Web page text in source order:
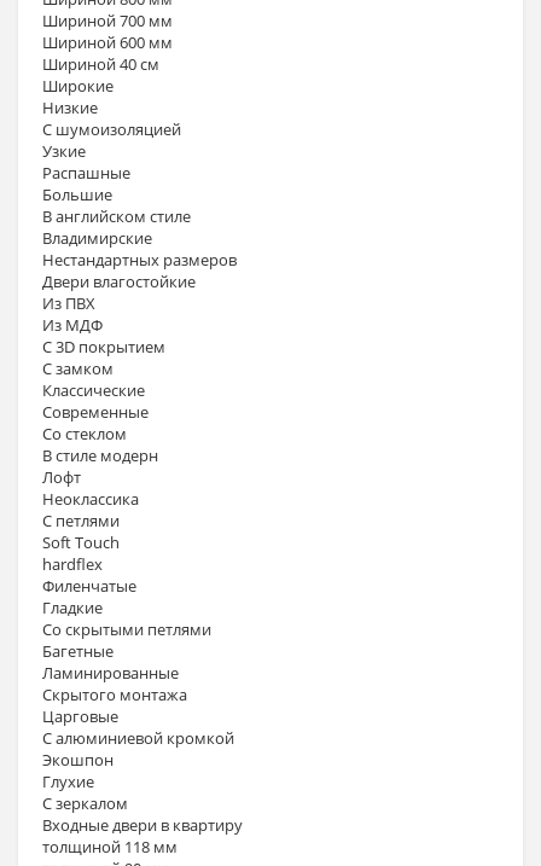
Шириной 700 мм
Шириной 600 мм
Шириной 40 см
Широкие
Низкие
С шумоизоляцией
Узкие
Распашные
Большие
В английском стиле
Владимирские
Нестандартных размеров
Двери влагостойкие
Из ПВХ
Из МДФ
С 3D покрытием
С замком
Классические
Современные
Со стеклом
В стиле модерн
Лофт
Неоклассика
С петлями
Soft Touch
hardflex
Филенчатые
Гладкие
Со скрытыми петлями
Багетные
Ламинированные
Скрытого монтажа
Царговые
С алюминиевой кромкой
Экошпон
Глухие
С зеркалом
Входные двери в квартиру
толщиной 118 мм